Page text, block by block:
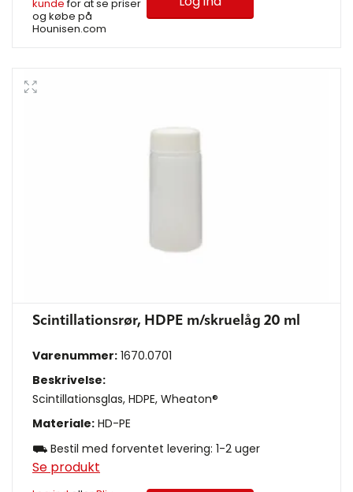
kundefor at se priser
og købe på
Hounisen.com
Scintillationsrør, HDPE m/skruelåg 20 ml
Varenummer: 1670.0701
Beskrivelse:
Scintillationsglas, HDPE, Wheaton®
Materiale: HD-PE
⛟ Bestil med forventet levering: 1-2 uger
Se produkt